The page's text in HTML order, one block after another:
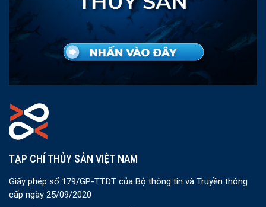
TẠP CHÍ THỦY SẢN VIỆT NAM
Giấy phép số 179/GP-TTĐT của Bộ thông tin và Truyền thông
cấp ngày 25/09/2020